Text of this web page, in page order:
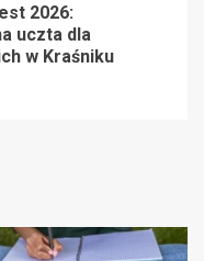
2026:
uczta dla
w Kraśniku